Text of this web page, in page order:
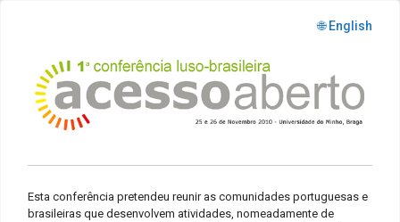
🌐 English
Esta conferência pretendeu reunir as comunidades portuguesas e
brasileiras que desenvolvem atividades, nomeadamente de